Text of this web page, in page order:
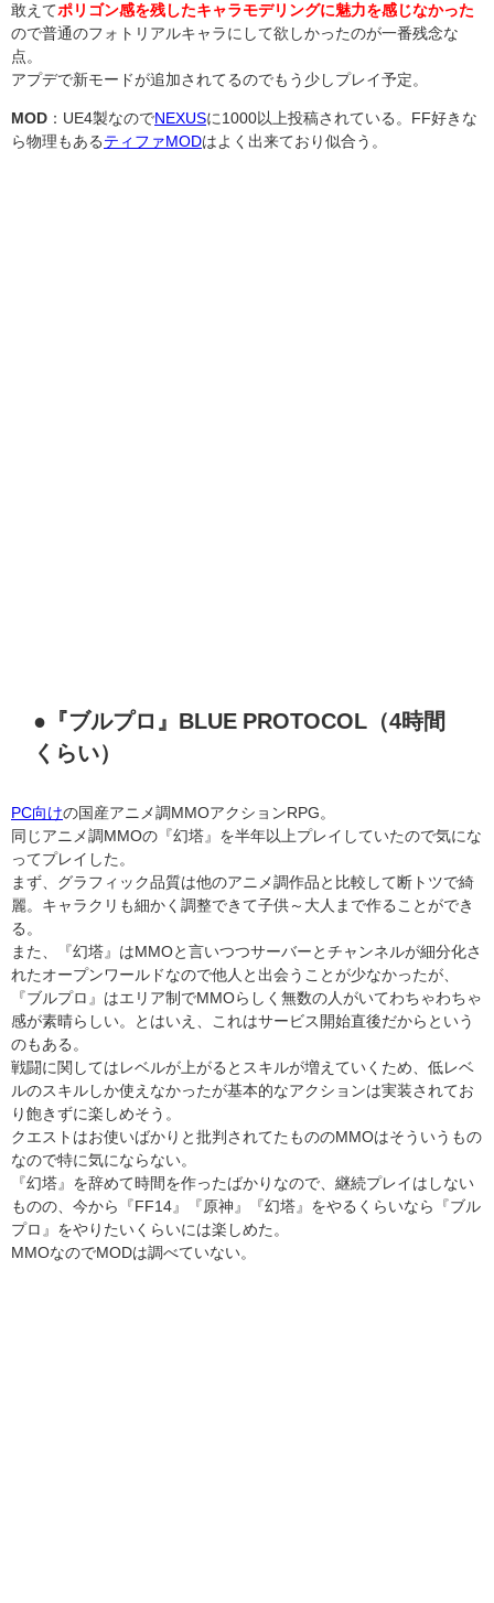
敢えてポリゴン感を残したキャラモデリングに魅力を感じなかった
ので普通のフォトリアルキャラにして欲しかったのが一番残念な
点。
アプデで新モードが追加されてるのでもう少しプレイ予定。
MOD ：UE4製なのでNEXUSに1000以上投稿されている。FF好きな
ら物理もある ティファMODはよく出来ており似合う。
●『ブルプロ』BLUE PROTOCOL（4時間
くらい）
PC向けの国産アニメ調MMOアクションRPG。
同じアニメ調MMOの『幻塔』を半年以上プレイしていたので気にな
ってプレイした。
まず、グラフィック品質は他のアニメ調作品と比較して断トツで綺
麗。キャラクリも細かく調整できて子供～大人まで作ることができ
る。
また、『幻塔』はMMOと言いつつサーバーとチャンネルが細分化さ
れたオープンワールドなので他人と出会うことが少なかったが、
『ブルプロ』はエリア制でMMOらしく無数の人がいてわちゃわちゃ
感が素晴らしい。とはいえ、これはサービス開始直後だからという
のもある。
戦闘に関してはレベルが上がるとスキルが増えていくため、低レベ
ルのスキルしか使えなかったが基本的なアクションは実装されてお
り飽きずに楽しめそう。
クエストはお使いばかりと批判されてたもののMMOはそういうもの
なので特に気にならない。
『幻塔』を辞めて時間を作ったばかりなので、継続プレイはしない
ものの、今から『FF14』『原神』『幻塔』をやるくらいなら『ブル
プロ』をやりたいくらいには楽しめた。
MMOなのでMODは調べていない。